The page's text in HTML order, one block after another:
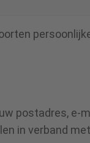
postadres, e-
in verband